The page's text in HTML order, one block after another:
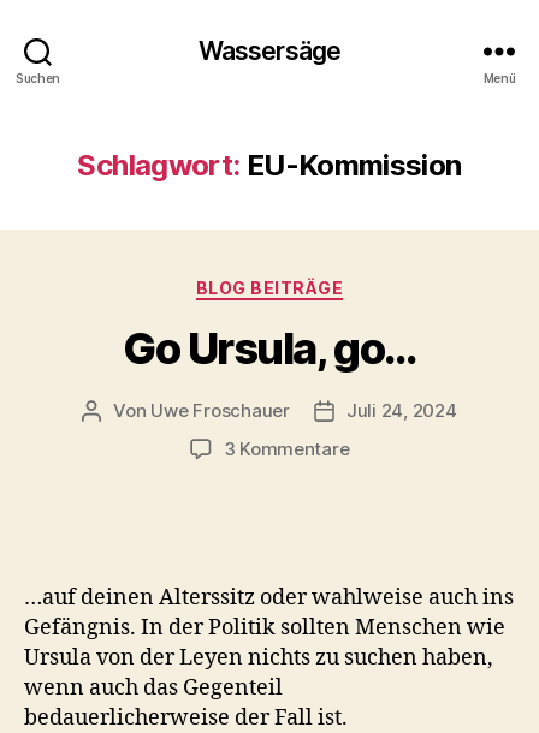
Suchen
Wassersäge
Menü
Schlagwort: EU-Kommission
Kategorien
BLOG BEITRÄGE
Go Ursula, go…
Beitragsautor
Von Uwe Froschauer Beitragsdatum
Juli 24, 2024
3 Kommentarezu
…auf deinen Alterssitz oder wahlweise auch ins
Gefängnis. In der Politik sollten Menschen wie
Ursula von der Leyen nichts zu suchen haben,
wenn auch das Gegenteil
bedauerlicherweise der Fall ist.